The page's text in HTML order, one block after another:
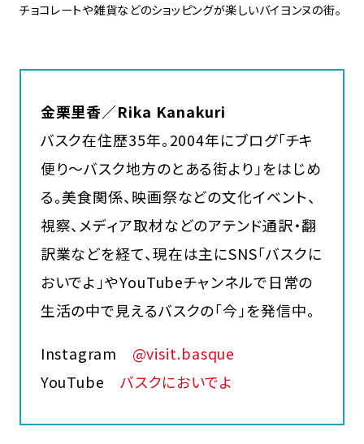
チョコレートや雑貨などのショッピングが楽しいバイヨンヌの街。
金栗里香／Rika Kanakuri
バスク在住歴35年。2004年にブログ「チキ
便り～バスク地方のとある街より」をはじめ
る。美食関係、映画祭などの文化イベント、
視察、メディア取材などのアテンド通訳・翻
訳業などを経て、現在は主にSNS「バスクに
おいでよ」やYouTubeチャンネルで日常の
生活の中で見えるバスクの「今」を発信中。
Instagram @visit.basque
YouTube バスクにおいでよ